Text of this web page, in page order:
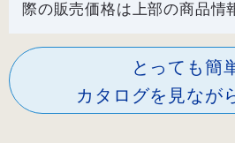
際の販売価格は上部の商品情
とっても簡
カタログを見なが